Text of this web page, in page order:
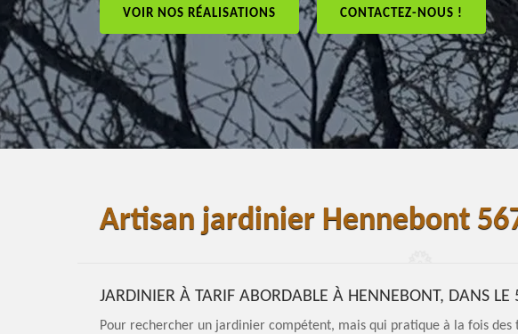
VOIR NOS RÉALISATIONS CONTACTEZ-NOUS !
Artisan jardinier Hennebont
JARDINIER À TARIF ABORDABLE À HENNEBONT, DANS
Pour rechercher un jardinier compétent, mais qui pratique à la fois